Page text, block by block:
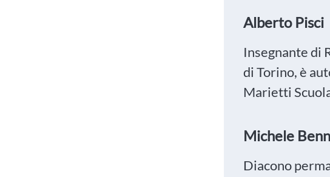
Alberto Pisci
Insegnante di
di Torino, è
Marietti
Michele
Diacono